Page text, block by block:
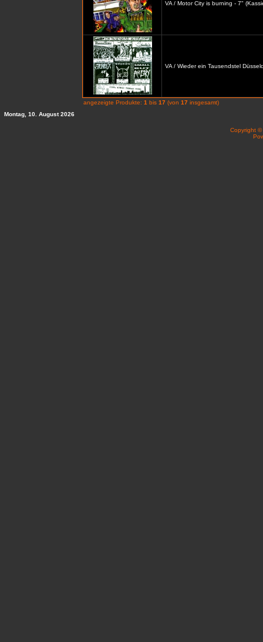
VA / Motor City is burning - 7"
VA / Wieder ein Tausendstel
angezeigte Produkte: 1 bis 17 (von 17 insgesamt)
Montag, 10. August 2026
Copyright